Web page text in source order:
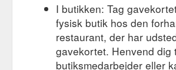
I butikken: Tag
fysisk butik hos den
restaurant, der har
gavekortet. Henvend dig
butiksmedarbejder eller